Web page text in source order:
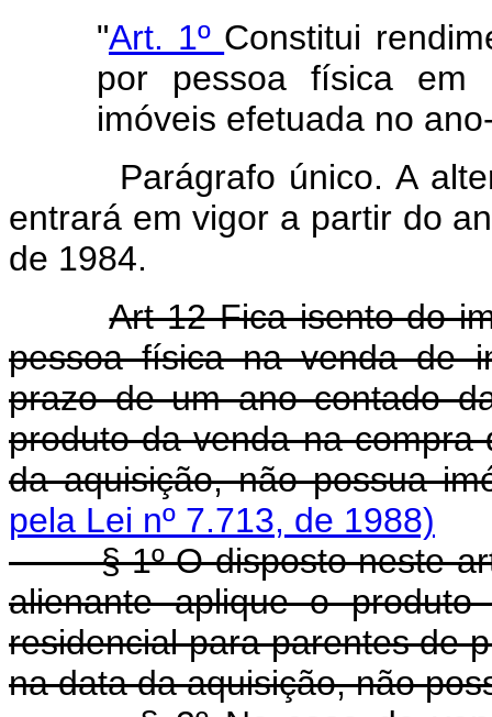
"Art. 1º Constitui
por pessoa física em
imóveis efetuada no
Parágrafo único. A
entrará em vigor a partir do
de 1984.
Art 12 Fica isento do
pessoa física na venda de
prazo de um ano contado
produto da venda na
da aquisição, não possua
pela Lei nº 7.713, de 1988)
§ 1º O disposto neste
alienante aplique o
residencial para parentes de
na data da aquisição, não